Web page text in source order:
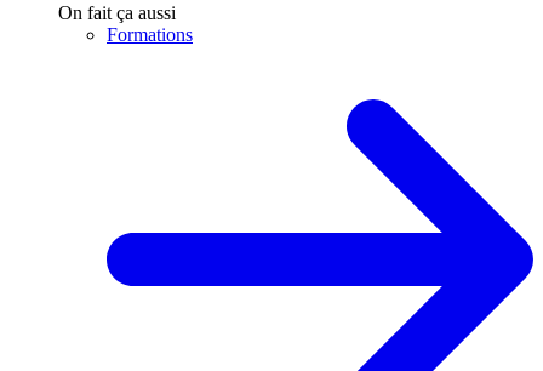
On fait ça aussi
Formations